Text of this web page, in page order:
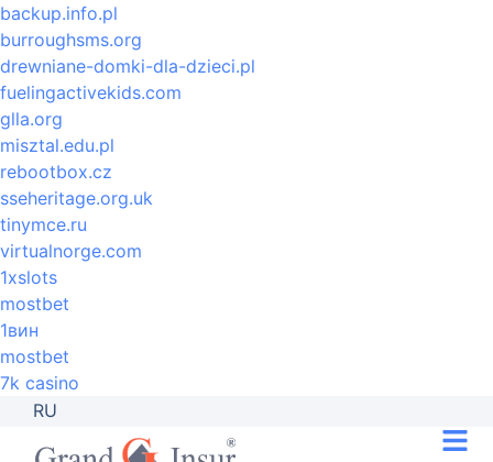
backup.info.pl
burroughsms.org
drewniane-domki-dla-dzieci.pl
fuelingactivekids.com
glla.org
misztal.edu.pl
rebootbox.cz
sseheritage.org.uk
tinymce.ru
virtualnorge.com
1xslots
mostbet
1вин
mostbet
7k casino
RU